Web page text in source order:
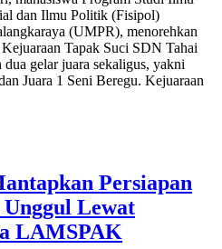
dan Ilmu Politik (Fisipol)
(UMPR), menorehkan
Tapak Suci SDN Tahai
gelar juara sekaligus, yakni
Juara 1 Seni Beregu. Kejuaraan
Persiapan
Lewat
LAMSPAK